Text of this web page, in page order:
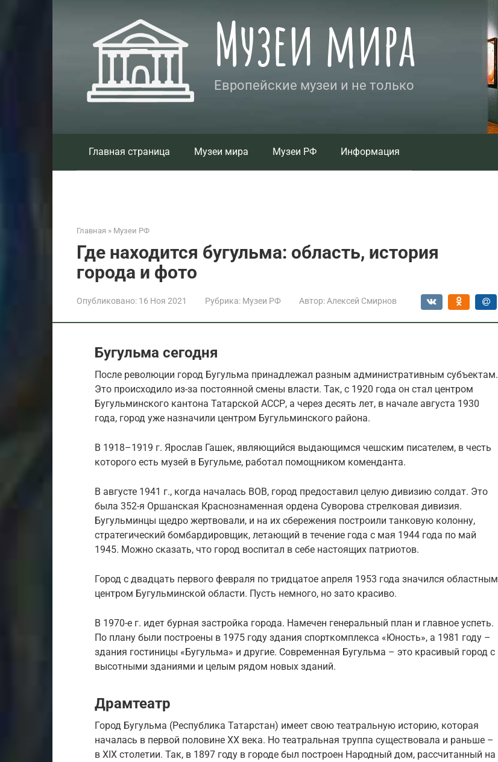
Музеи мира
Европейские музеи и не только
Главная страница Музеи мира Музеи РФ Информация
Главная » Музеи РФ
Где находится бугульма: область, история
города и фото
Опубликовано: 16 Ноя 2021 Рубрика: Музеи РФ Автор: Алексей Смирнов
Бугульма сегодня
После революции город Бугульма принадлежал разным административным субъектам.
Это происходило из-за постоянной смены власти. Так, с 1920 года он стал центром
Бугульминского кантона Татарской АССР, а через десять лет, в начале августа 1930
года, город уже назначили центром Бугульминского района.
В 1918–1919 г. Ярослав Гашек, являющийся выдающимся чешским писателем, в честь
которого есть музей в Бугульме, работал помощником коменданта.
В августе 1941 г., когда началась ВОВ, город предоставил целую дивизию солдат. Это
была 352-я Оршанская Краснознаменная ордена Суворова стрелковая дивизия.
Бугульминцы щедро жертвовали, и на их сбережения построили танковую колонну,
стратегический бомбардировщик, летающий в течение года с мая 1944 года по май
1945. Можно сказать, что город воспитал в себе настоящих патриотов.
Город с двадцать первого февраля по тридцатое апреля 1953 года значился областным
центром Бугульминской области. Пусть немного, но зато красиво.
В 1970-е г. идет бурная застройка города. Намечен генеральный план и главное успеть.
По плану были построены в 1975 году здания спорткомплекса «Юность», а 1981 году –
здания гостиницы «Бугульма» и другие. Современная Бугульма – это красивый город с
высотными зданиями и целым рядом новых зданий.
Драмтеатр
Город Бугульма (Республика Татарстан) имеет свою театральную историю, которая
началась в первой половине XX века. Но театральная труппа существовала и раньше –
в XIX столетии. Так, в 1897 году в городе был построен Народный дом, рассчитанный на